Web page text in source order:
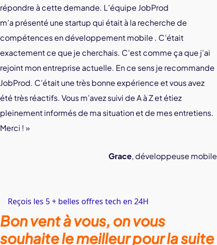
répondre à cette demande. L’équipe JobProd
m’a présenté une startup qui était à la recherche de
compétences en développement mobile . C’était
exactement ce que je cherchais. C’est comme ça que j’ai
rejoint mon entreprise actuelle. En ce sens je recommande
JobProd. C’était une très bonne expérience et vous avez
été très réactifs. Vous m’avez suivi de A à Z et étiez
pleinement informés de ma situation et de mes entretiens.
Merci ! »
Grace, développeuse mobile
Reçois les 5 + belles offres tech en 24H
Bon vent à vous, on vous
souhaite le meilleur pour la suite